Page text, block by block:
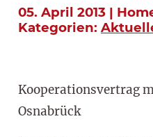
05. April 2013 |
Kategorien:
Kooperationsvertrag
Osnabrück